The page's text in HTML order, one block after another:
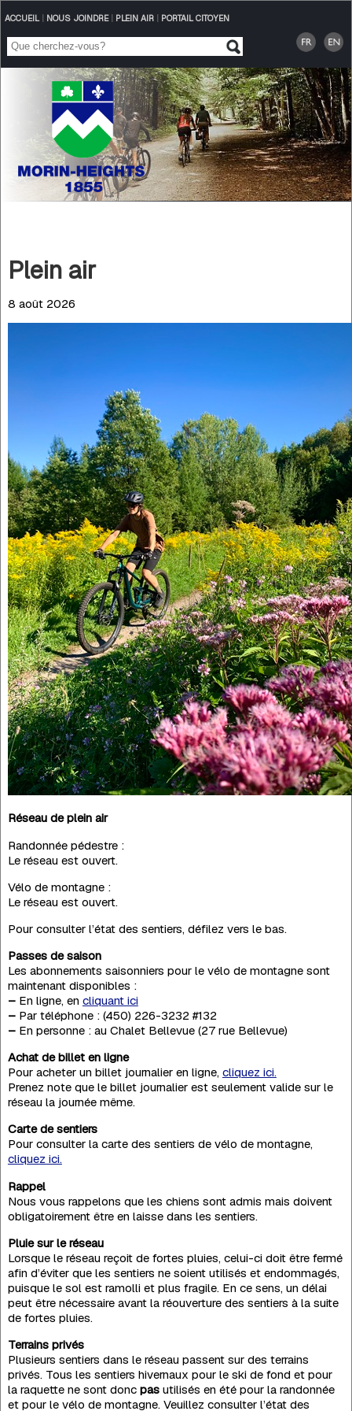
ACCUEIL| NOUS JOINDRE| PLEIN AIR| PORTAIL CITOYEN
Plein air
8 août 2026
Réseau de plein air
Randonnée pédestre :
Le réseau est ouvert.
Vélo de montagne :
Le réseau est ouvert.
Pour consulter l’état des sentiers, défilez vers le bas.
Passes de saison
Les abonnements saisonniers pour le vélo de montagne sont
maintenant disponibles :
–En ligne, en cliquant ici
–Par téléphone : (450) 226-3232 #132
–En personne : au Chalet Bellevue (27 rue Bellevue)
Achat de billet en ligne
Pour acheter un billet journalier en ligne, cliquez ici.
Prenez note que le billet journalier est seulement valide sur le
réseau la journée même.
Carte de sentiers
Pour consulter la carte des sentiers de vélo de montagne,
cliquez ici.
Rappel
Nous vous rappelons que les chiens sont admis mais doivent
obligatoirement être en laisse dans les sentiers.
Pluie sur le réseau
Lorsque le réseau reçoit de fortes pluies, celui-ci doit être fermé
afin d’éviter que les sentiers ne soient utilisés et endommagés,
puisque le sol est ramolli et plus fragile. En ce sens, un délai
peut être nécessaire avant la réouverture des sentiers à la suite
de fortes pluies.
Terrains privés
Plusieurs sentiers dans le réseau passent sur des terrains
privés. Tous les sentiers hivernaux pour le ski de fond et pour
la raquette ne sont donc pasutilisés en été pour la randonnée
et pour le vélo de montagne. Veuillez consulter l’état des